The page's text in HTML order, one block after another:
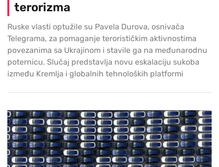
terorizma
Ruske vlasti optužile su Pavela Durova, osnivača
Telegrama, za pomaganje terorističkim aktivnostima
povezanima sa Ukrajinom i stavile ga na međunarodnu
poternicu. Slučaj predstavlja novu eskalaciju sukoba
između Kremlja i globalnih tehnoloških platformi